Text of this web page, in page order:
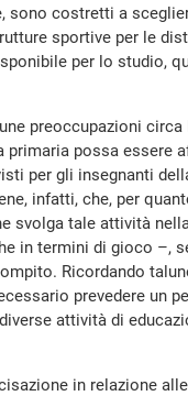
sono costretti a
sportive per le
per lo studio,
preoccupazioni
possa essere
per gli insegnanti
infatti, che, per
svolga tale attività
in termini di gioco –,
Ricordando
prevedere un
attività di
in relazione